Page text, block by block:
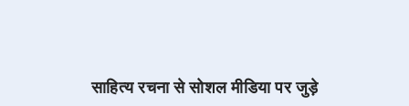
साहित्य रचना से सोशल मीडिया पर जुड़े